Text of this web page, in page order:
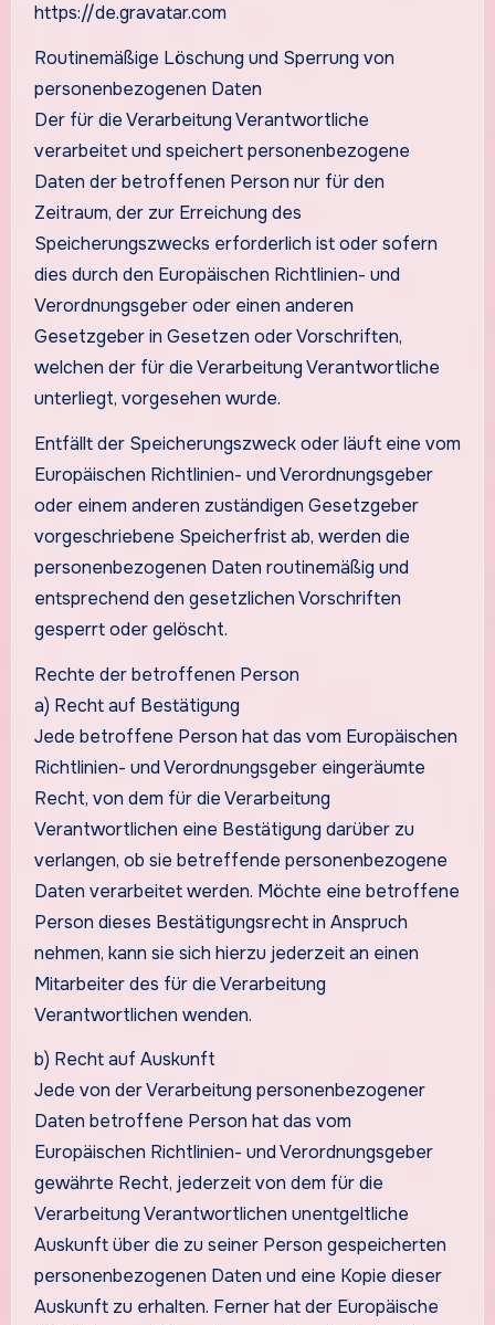
https://de.gravatar.com
Routinemäßige Löschung und Sperrung von
personenbezogenen Daten
Der für die Verarbeitung Verantwortliche
verarbeitet und speichert personenbezogene
Daten der betroffenen Person nur für den
Zeitraum, der zur Erreichung des
Speicherungszwecks erforderlich ist oder sofern
dies durch den Europäischen Richtlinien- und
Verordnungsgeber oder einen anderen
Gesetzgeber in Gesetzen oder Vorschriften,
welchen der für die Verarbeitung Verantwortliche
unterliegt, vorgesehen wurde.
Entfällt der Speicherungszweck oder läuft eine vom
Europäischen Richtlinien- und Verordnungsgeber
oder einem anderen zuständigen Gesetzgeber
vorgeschriebene Speicherfrist ab, werden die
personenbezogenen Daten routinemäßig und
entsprechend den gesetzlichen Vorschriften
gesperrt oder gelöscht.
Rechte der betroffenen Person
a) Recht auf Bestätigung
Jede betroffene Person hat das vom Europäischen
Richtlinien- und Verordnungsgeber eingeräumte
Recht, von dem für die Verarbeitung
Verantwortlichen eine Bestätigung darüber zu
verlangen, ob sie betreffende personenbezogene
Daten verarbeitet werden. Möchte eine betroffene
Person dieses Bestätigungsrecht in Anspruch
nehmen, kann sie sich hierzu jederzeit an einen
Mitarbeiter des für die Verarbeitung
Verantwortlichen wenden.
b) Recht auf Auskunft
Jede von der Verarbeitung personenbezogener
Daten betroffene Person hat das vom
Europäischen Richtlinien- und Verordnungsgeber
gewährte Recht, jederzeit von dem für die
Verarbeitung Verantwortlichen unentgeltliche
Auskunft über die zu seiner Person gespeicherten
personenbezogenen Daten und eine Kopie dieser
Auskunft zu erhalten. Ferner hat der Europäische